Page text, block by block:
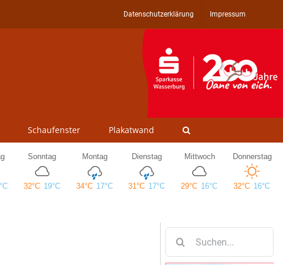
Datenschutzerklärung Impressum
Schaufenster Plakatwand
nach: